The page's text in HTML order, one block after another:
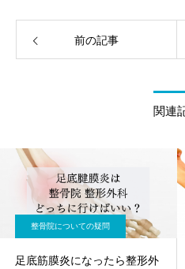
前の記事
関連
整骨院についての疑問
足底筋膜炎になったら整形外